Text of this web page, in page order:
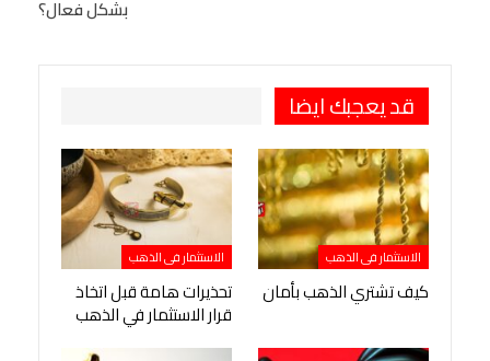
بشكل فعال؟
قد يعجبك ايضا
الاستثمار فى الذهب
كيف تشتري الذهب بأمان
الاستثمار فى الذهب
تحذيرات هامة قبل اتخاذ
قرار الاستثمار في الذهب